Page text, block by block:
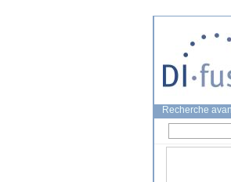
Recherche